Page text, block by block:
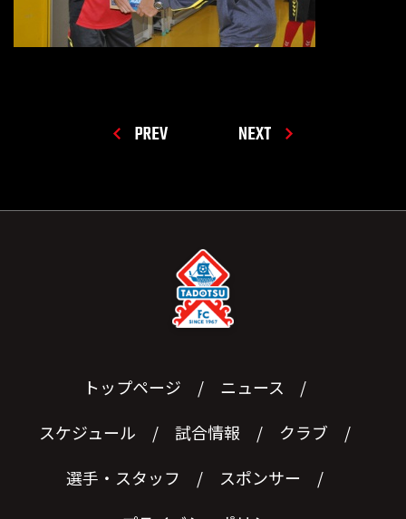
PREV NEXT
トップページ
ニュース
スケジュール
試合情報
クラブ
選手・スタッフ
スポンサー